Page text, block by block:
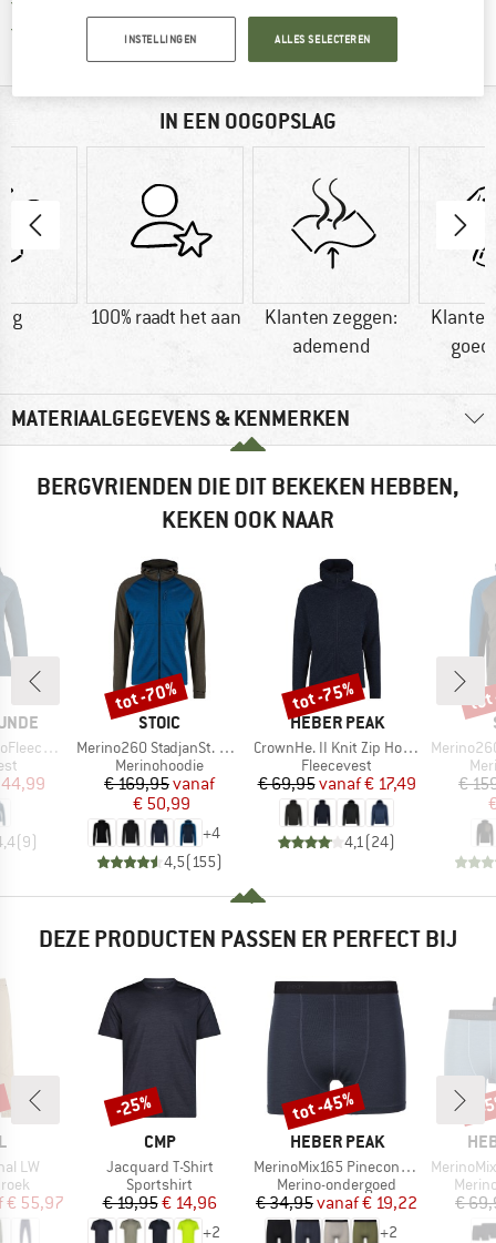
IN EEN OOGOPSLAG
g 100% raadt het aan
Klanten zeggen:
ademend
goed
MATERIAALGEGEVENS & KENMERKEN
BERGVRIENDEN DIE DIT BEKEKEN HEBBEN,
KEKEN OOK NAAR
Zip Hoody
prijs
(9)
MERK
STOIC
Artikel
Merino260 StadjanSt. Hoody
Productgroep
Merinohoodie
Prijs
€ 169,95Verlaagde prijs
vanaf
€ 50,99
+4
4,5( 155)
Korting
tot -70%
MERK
HEBER PEAK
Artikel
CrownHe. II Knit Zip Hoody
Productgroep
Fleecevest
Prijs
€ 69,95 Verlaagde prijs
vanaf€ 17,49
4,1(24)
Korting
tot -75%
Artikel
Merino260
€
tot
DEZE PRODUCTEN PASSEN ER PERFECT BIJ
LW
prijs
€ 55,97
MERK
CMP
Artikel
Jacquard T-Shirt
Productgroep
Sportshirt
Prijs
€ 19,95Verlaagde prijs
€ 14,96
+2
Korting
-25%
MERK
HEBER PEAK
Artikel
MerinoMix165 PineconeHe. Boxer
Productgroep
Merino-ondergoed
Prijs
€ 34,95 Verlaagde prijs
vanaf€ 19,22
+2
Korting
tot -45%
Artikel
MerinoMix165
€
-
INSTELLINGEN ALLES SELECTEREN